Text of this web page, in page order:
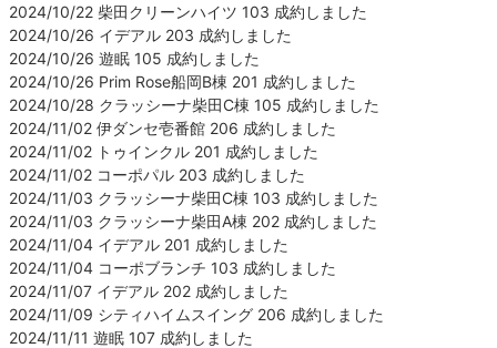
2024/10/22 柴田クリーンハイツ 103 成約しました
2024/10/26 イデアル 203 成約しました
2024/10/26 遊眠 105 成約しました
2024/10/26 Prim Rose船岡B棟 201 成約しました
2024/10/28 クラッシーナ柴田C棟 105 成約しました
2024/11/02 伊ダンセ壱番館 206 成約しました
2024/11/02 トゥインクル 201 成約しました
2024/11/02 コーポパル 203 成約しました
2024/11/03 クラッシーナ柴田C棟 103 成約しました
2024/11/03 クラッシーナ柴田A棟 202 成約しました
2024/11/04 イデアル 201 成約しました
2024/11/04 コーポブランチ 103 成約しました
2024/11/07 イデアル 202 成約しました
2024/11/09 シティハイムスイング 206 成約しました
2024/11/11 遊眠 107 成約しました